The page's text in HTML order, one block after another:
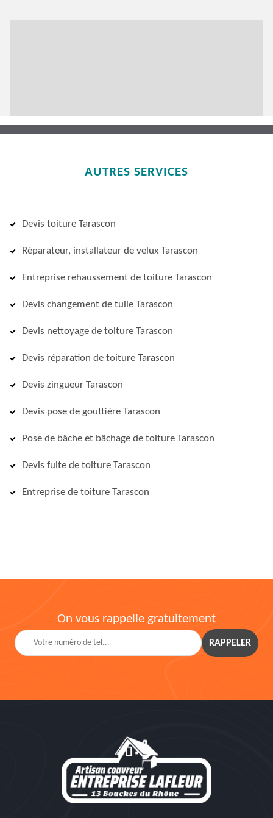
AUTRES SERVICES
Devis toiture Tarascon
Réparateur, installateur de velux Tarascon
Entreprise rehaussement de toiture Tarascon
Devis changement de tuile Tarascon
Devis nettoyage de toiture Tarascon
Devis réparation de toiture Tarascon
Devis zingueur Tarascon
Devis pose de gouttière Tarascon
Pose de bâche et bâchage de toiture Tarascon
Devis fuite de toiture Tarascon
Entreprise de toiture Tarascon
On vous rappelle gratuitement